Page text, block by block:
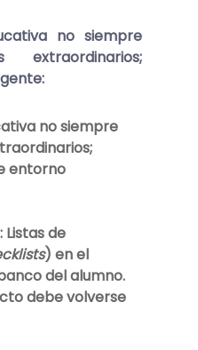
no siempre
extraordinarios;
:
no siempre
entorno
Listas de
) en el
del alumno.
debe volverse